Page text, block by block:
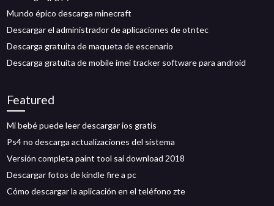
Mundo épico descarga minecraft
Descargar el administrador de aplicaciones de otntec
Descarga gratuita de maqueta de escenario
Descarga gratuita de mobile imei tracker software para android
Featured
Mi bebé puede leer descargar ios gratis
Ps4 no descarga actualizaciones del sistema
Versión completa paint tool sai download 2018
Descargar fotos de kindle fire a pc
Cómo descargar la aplicación en el teléfono zte